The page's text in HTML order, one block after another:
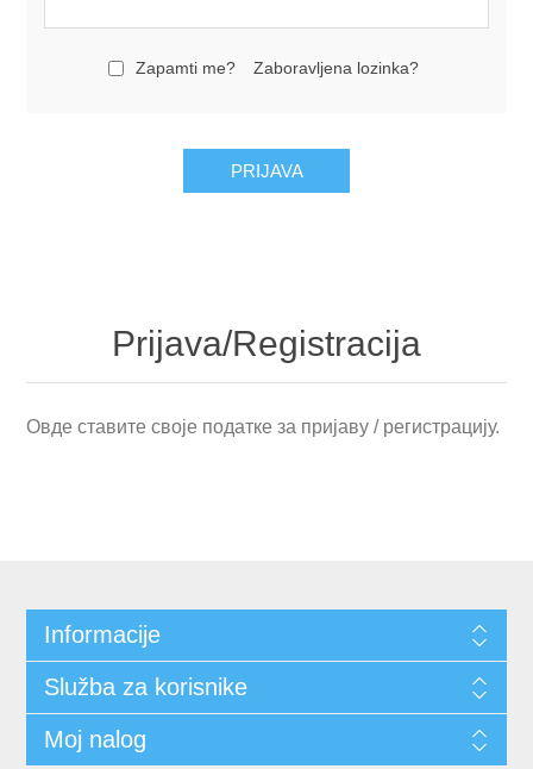
Zapamti me? Zaboravljena lozinka?
Prijava/Registracija
Овде ставите своје податке за пријаву / регистрацију.
Informacije
Služba za korisnike
Moj nalog